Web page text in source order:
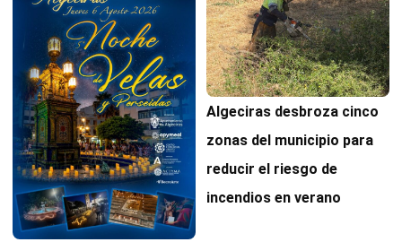
Algeciras desbroza cinco
zonas del municipio para
reducir el riesgo de
incendios en verano